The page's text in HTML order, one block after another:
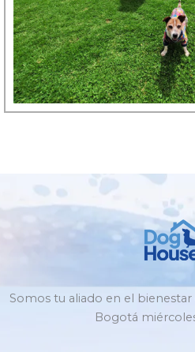
Somos tu aliado en el bienestar
Bogotá